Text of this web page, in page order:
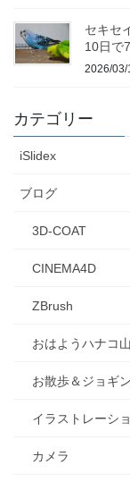
セキセ
10日で
2026/03/
カテゴリー
iSlidex
ブログ
3D-COAT
CINEMA4D
ZBrush
おはようハナコ山
お散歩＆ジョギ
イラストレーシ
カメラ